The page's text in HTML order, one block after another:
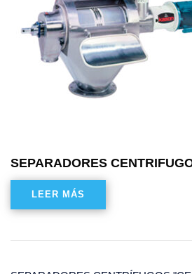
SEPARADORES
LEER MÁS